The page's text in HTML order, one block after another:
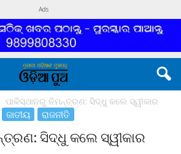
Ads
ପାକିସ୍ଥାନରୁ ନିମନ୍ତ୍ରଣ: ସିଦ୍ଧୁ କଲେ ସ୍ୱୀକାର
ଜାତୀୟ ରାଜନୀତି
ସିଦ୍ଧୁ କଲେ ସ୍ୱୀକାର